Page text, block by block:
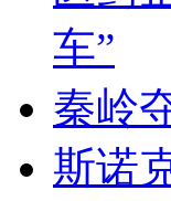
车”
秦岭
斯诺